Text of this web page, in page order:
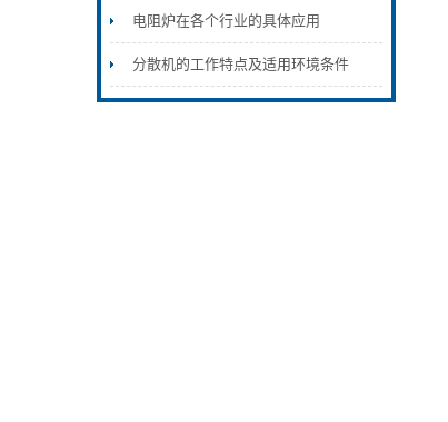
电阻炉在各个行业的具体应用
分散机的工作特点及适用环境条件